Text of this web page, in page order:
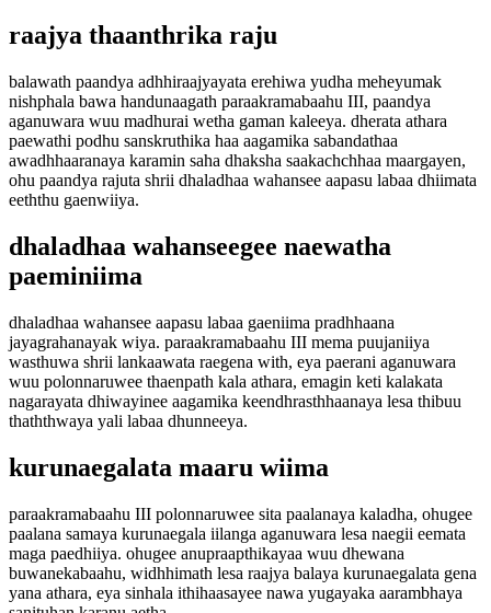
raajya thaanthrika raju
balawath paandya adhhiraajyayata erehiwa yudha meheyumak
nishphala bawa handunaagath paraakramabaahu III, paandya
aganuwara wuu madhurai wetha gaman kaleeya. dherata athara
paewathi podhu sanskruthika haa aagamika sabandathaa
awadhhaaranaya karamin saha dhaksha saakachchhaa maargayen,
ohu paandya rajuta shrii dhaladhaa wahansee aapasu labaa dhiimata
eeththu gaenwiiya.
dhaladhaa wahanseegee naewatha
paeminiima
dhaladhaa wahansee aapasu labaa gaeniima pradhhaana
jayagrahanayak wiya. paraakramabaahu III mema puujaniiya
wasthuwa shrii lankaawata raegena with, eya paerani aganuwara
wuu polonnaruwee thaenpath kala athara, emagin keti kalakata
nagarayata dhiwayinee aagamika keendhrasthhaanaya lesa thibuu
thaththwaya yali labaa dhunneeya.
kurunaegalata maaru wiima
paraakramabaahu III polonnaruwee sita paalanaya kaladha, ohugee
paalana samaya kurunaegala iilanga aganuwara lesa naegii eemata
maga paedhiiya. ohugee anupraapthikayaa wuu dhewana
buwanekabaahu, widhhimath lesa raajya balaya kurunaegalata gena
yana athara, eya sinhala ithihaasayee nawa yugayaka aarambhaya